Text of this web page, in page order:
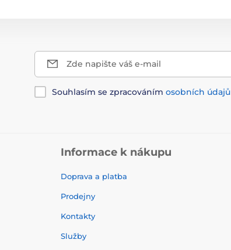
Zde napište váš e-mail
Souhlasím se zpracováním osobních údajů
Informace k nákupu
Doprava a platba
Prodejny
Kontakty
Služby